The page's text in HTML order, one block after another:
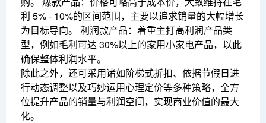
利 5% - 10%的区间范围，主要以追求销量的大幅增长
为目标导向。 利润款产品：着重主打高利润产品类
型，例如毛利可达 30%以上的家用小家电产品，以此
确保整体利润水平。
除此之外，还可采用诸如阶梯式折扣、依据节假日进
行动态调整以及巧妙运用心理定价等多种策略，全方
位提升产品的销量与利润空间，实现商业价值的最大
化。